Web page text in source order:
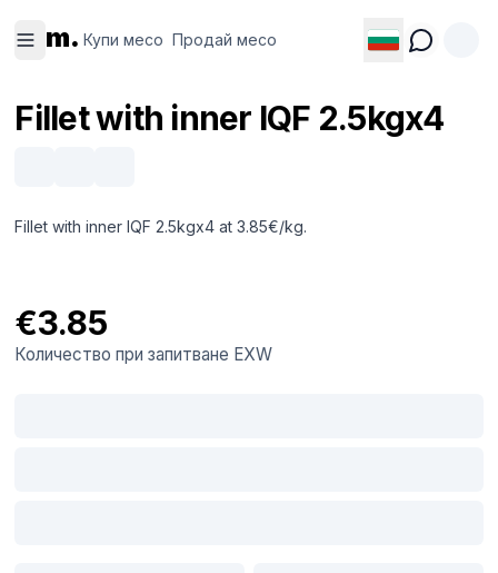
m. Купи месо Продай месо
месо
месо
Fillet with inner IQF 2.5kgx4
Fillet with inner IQF 2.5kgx4 at 3.85€/kg.
€3.85
Количество при запитване EXW